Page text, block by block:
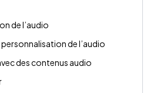
de l’audio
de l’audio
des contenus audio